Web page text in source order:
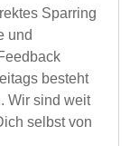
Sparring
und
besteht
Wir sind weit
selbst von